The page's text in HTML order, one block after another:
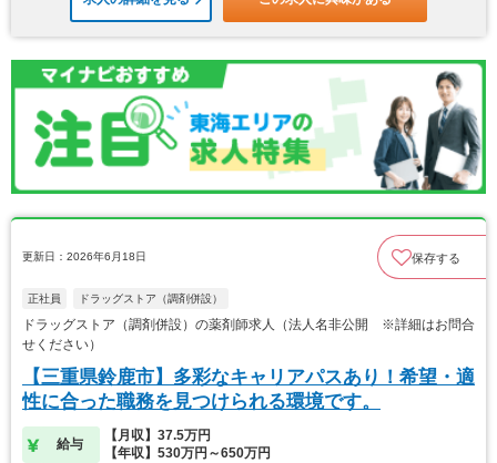
更新日：2026年6月18日 保存する
正社員 ドラッグストア（調剤併設）
ドラッグストア（調剤併設）の薬剤師求人（法人名非公開 ※詳細はお問合
せください）
【三重県鈴鹿市】多彩なキャリアパスあり！希望・適
性に合った職務を見つけられる環境です。
給与
【月収】37.5万円
【年収】530万円～650万円